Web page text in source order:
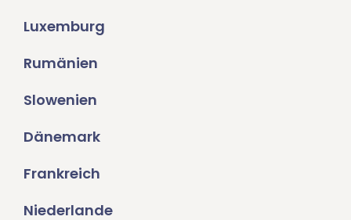
Luxemburg
Rumänien
Slowenien
Dänemark
Frankreich
Niederlande